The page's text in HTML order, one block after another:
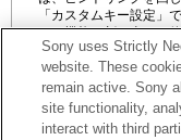
「カスタムキー設定」
ト」機能を割り当てて
Sony uses Strictly
website. These
remain active. Sony
site functionality,
interact with third